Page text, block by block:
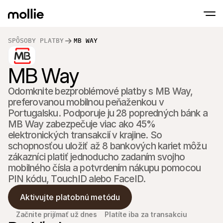
SPÔSOBY PLATBY MB WAY
MB Way
Odomknite bezproblémové platby s MB Way,
preferovanou mobilnou peňaženkou v
Portugalsku. Podporuje ju 28 popredných bánk a
MB Way zabezpečuje viac ako 45%
elektronických transakcií v krajine. So
schopnosťou uložiť až 8 bankových kariet môžu
zákazníci platiť jednoducho zadaním svojho
mobilného čísla a potvrdením nákupu pomocou
PIN kódu, TouchID alebo FaceID.
Aktivujte platobnú metódu
Začnite prijímať už dnes Platíte iba za transakciu
Platby osobne
Prijímajte platby
terminálov a
Pokladňa
Ponúknite checkout
Opakujúce sa
Zbierajte opakované
platby
Akceptácia a riziko
Zabráňte podvodom
Partneri
Pre agentúry
Zistite viac o našom programe partnerských agentúr